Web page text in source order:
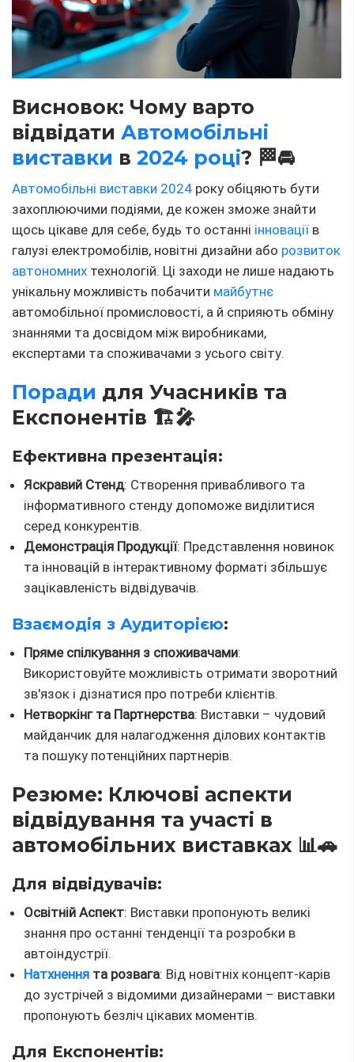
Висновок: Чому варто
відвідати Автомобільні
виставки в 2024 році? 🏁🚘
Автомобільні виставки 2024 року обіцяють бути
захоплюючими подіями, де кожен зможе знайти
щось цікаве для себе, будь то останні інновації в
галузі електромобілів, новітні дизайни або розвиток
автономних технологій. Ці заходи не лише надають
унікальну можливість побачити майбутнє
автомобільної промисловості, а й сприяють обміну
знаннями та досвідом між виробниками,
експертами та споживачами з усього світу.
Поради для Учасників та
Експонентів 🏗️🎤
Ефективна презентація:
Яскравий Стенд: Створення привабливого та
інформативного стенду допоможе виділитися
серед конкурентів.
Демонстрація Продукції: Представлення новинок
та інновацій в інтерактивному форматі збільшує
зацікавленість відвідувачів.
Взаємодія з Аудиторією:
Пряме спілкування з споживачами:
Використовуйте можливість отримати зворотний
зв'язок і дізнатися про потреби клієнтів.
Нетворкінг та Партнерства: Виставки – чудовий
майданчик для налагодження ділових контактів
та пошуку потенційних партнерів.
Резюме: Ключові аспекти
відвідування та участі в
автомобільних виставках 📊🚗
Для відвідувачів:
Освітній Аспект: Виставки пропонують великі
знання про останні тенденції та розробки в
автоіндустрії.
Натхнення та розвага: Від новітніх концепт-карів
до зустрічей з відомими дизайнерами – виставки
пропонують безліч цікавих моментів.
Для Експонентів: